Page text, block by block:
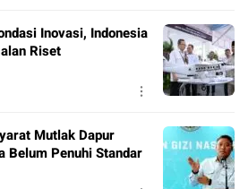
Inovasi, Indonesia
Riset
Mutlak Dapur
Belum Penuhi Standar